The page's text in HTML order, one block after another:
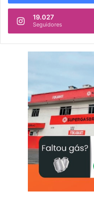
19.027
Seguidores